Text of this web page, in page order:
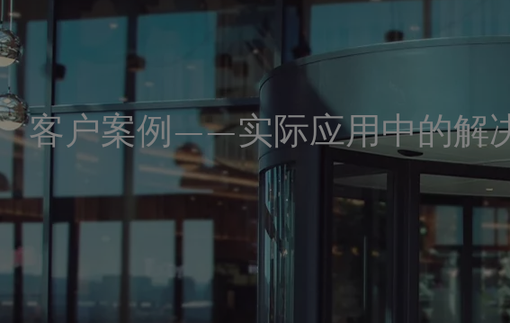
客户案例——实际应用中的解